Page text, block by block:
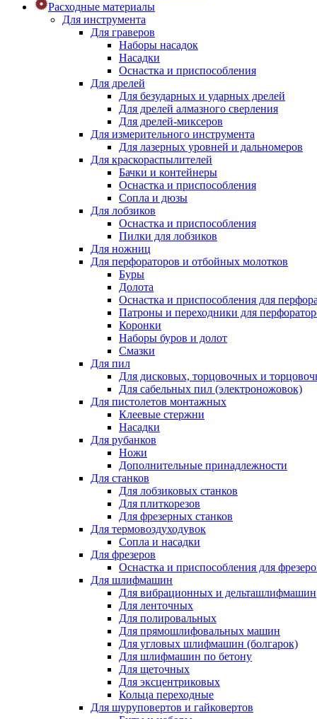
Расходные материалы
Для инструмента
Для граверов
Наборы насадок
Насадки
Оснастка и приспособления
Для дрелей
Для безударных и ударных дрелей
Для дрелей алмазного сверления
Для дрелей-миксеров
Для измерительного инструмента
Для лазерных уровней и дальномеров
Для краскораспылителей
Бачки и контейнеры
Оснастка и приспособления
Сопла и дюзы
Для лобзиков
Оснастка и приспособления
Пилки для лобзиков
Для ножниц
Для перфораторов и отбойных молотков
Буры
Долота
Оснастка и приспособления для
Патроны и переходники для
Коронки
Наборы буров и долот
Смазки
Для пил
Для дисковых, торцовочных и
Для сабельных пил (электроножовок)
Для пистолетов монтажных
Клеевые стержни
Насадки
Для рубанков
Ножи
Дополнительные принадлежности
Для станков
Для лобзиковых станков
Для плиткорезов
Для фрезерных станков
Для термовоздуходувок
Сопла и насадки
Для фрезеров
Оснастка и приспособления для
Для шлифмашин
Для вибрационных и дельташлифмашин
Для ленточных
Для полировальных
Для прямошлифовальных машин
Для угловых шлифмашин (болгарок)
Для шлифмашин по бетону
Для щеточных
Для эксцентриковых
Кольца переходные
Для шуруповертов и гайковертов